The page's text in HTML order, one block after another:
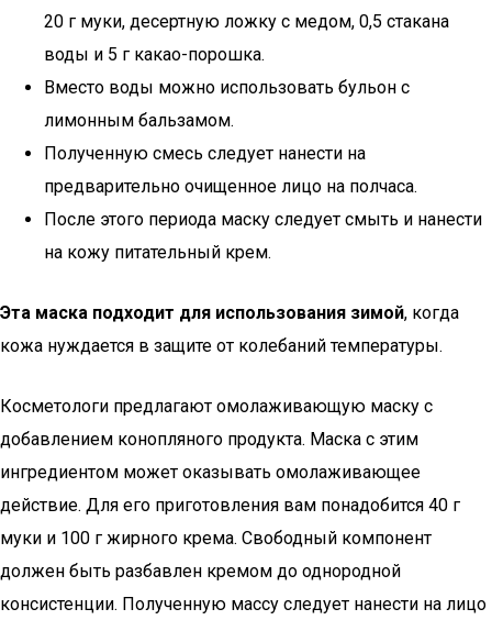
20 г муки, десертную ложку с медом, 0,5 стакана
воды и 5 г какао-порошка.
Вместо воды можно использовать бульон с
лимонным бальзамом.
Полученную смесь следует нанести на
предварительно очищенное лицо на полчаса.
После этого периода маску следует смыть и нанести
на кожу питательный крем.
Эта маска подходит для использования зимой, когда
кожа нуждается в защите от колебаний температуры.
Косметологи предлагают омолаживающую маску с
добавлением конопляного продукта. Маска с этим
ингредиентом может оказывать омолаживающее
действие. Для его приготовления вам понадобится 40 г
муки и 100 г жирного крема. Свободный компонент
должен быть разбавлен кремом до однородной
консистенции. Полученную массу следует нанести на лицо